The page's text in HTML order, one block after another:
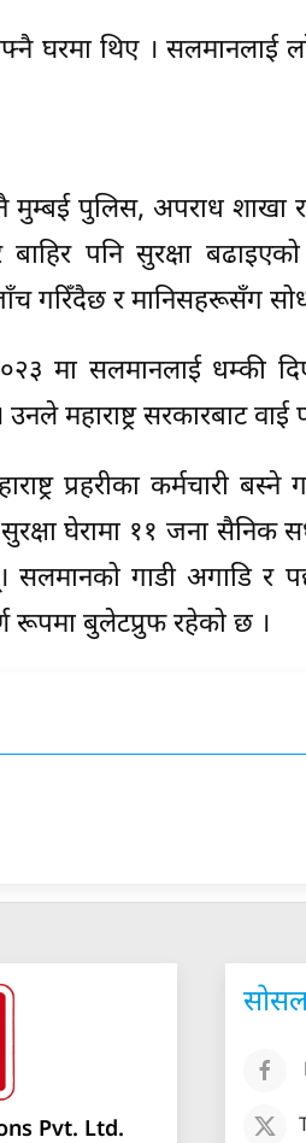
थिए । सलमानलाई
मुम्बई पुलिस, अपराध शाखा
पनि सुरक्षा
गरिँदैछ र मानिसहरूसँग
मा सलमानलाई धम्की
महाराष्ट्र सरकारबाट
प्रहरीका कर्मचारी
सुरक्षा घेरामा ११ जना
गाडी अगाडि र
रूपमा बुलेटप्रुफ रहेको छ ।
Pvt. Ltd.